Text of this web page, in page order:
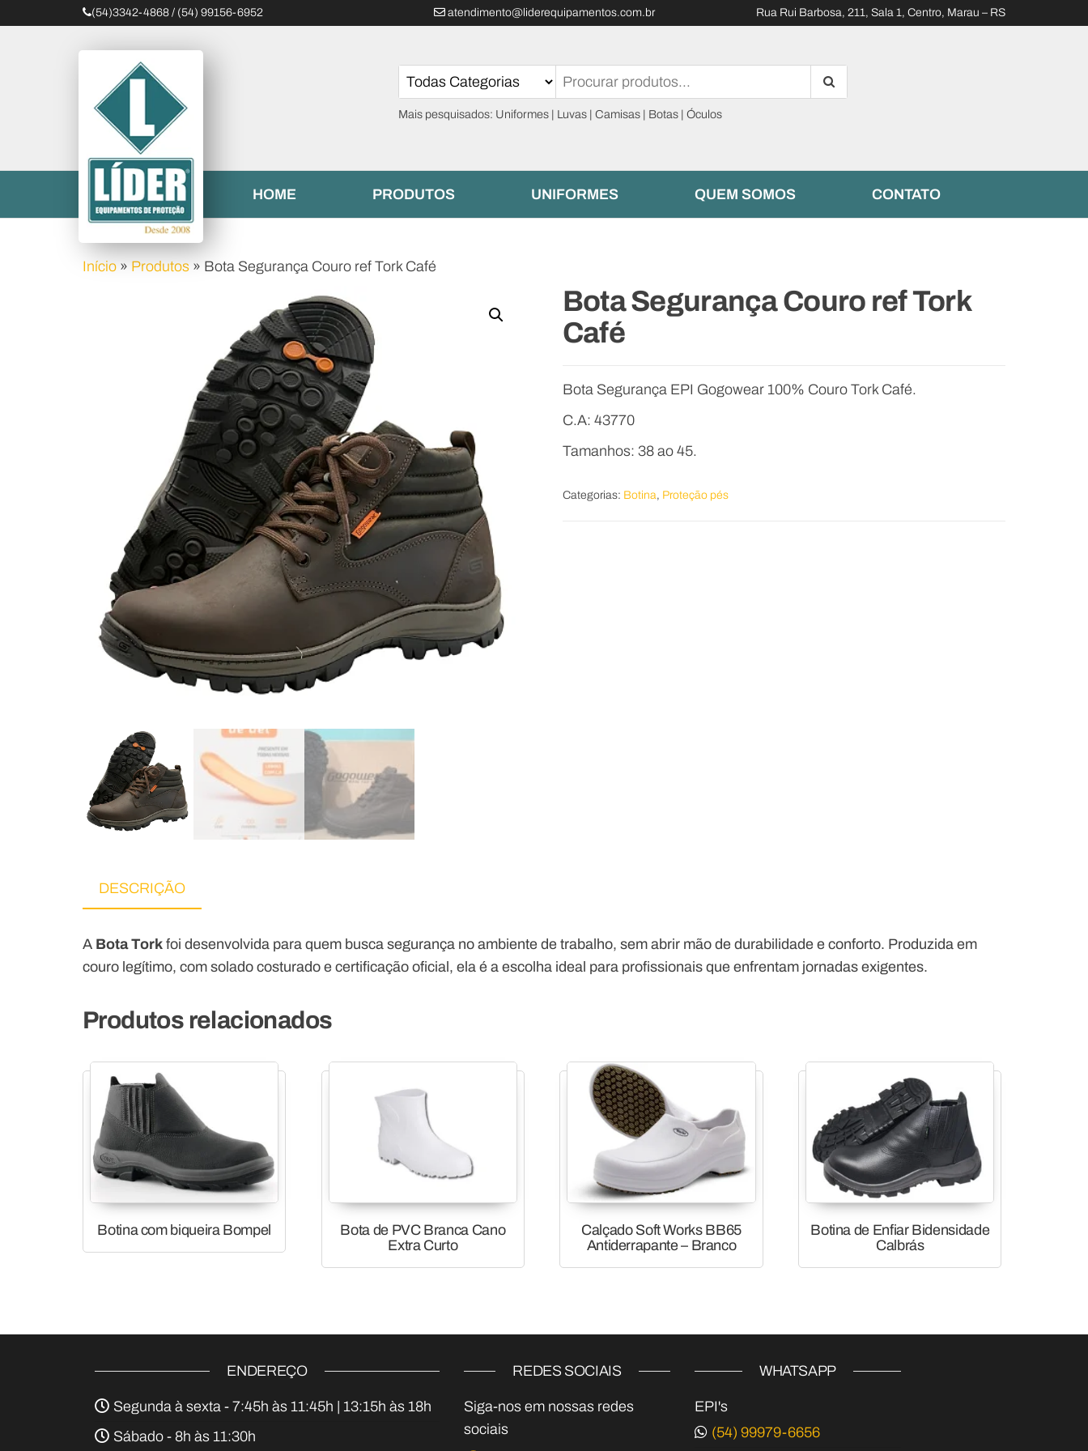
(54)3342-4868 / (54) 99156-6952 atendimento@liderequipamentos.com.br Rua Rui Barbosa, 211, Sala 1, Centro, Marau – RS
Líder
Mais pesquisados: Uniformes | Luvas | Camisas | Botas | Óculos
HOME PRODUTOS UNIFORMES QUEM SOMOS CONTATO
Início » Produtos » Bota Segurança Couro ref Tork Café
Bota Segurança Couro ref Tork
Café
Bota Segurança EPI Gogowear 100% Couro Tork Café.
C.A: 43770
Tamanhos: 38 ao 45.
Categorias: Botina, Proteção pés
DESCRIÇÃO
A Bota Tork foi desenvolvida para quem busca segurança no ambiente de trabalho, sem abrir mão de durabilidade e conforto. Produzida em
couro legítimo, com solado costurado e certificação oficial, ela é a escolha ideal para profissionais que enfrentam jornadas exigentes.
Produtos relacionados
Botina com biqueira Bompel
Bota de PVC Branca Cano
Extra Curto
Calçado Soft Works BB65
Antiderrapante – Branco
Botina de Enfiar Bidensidade
Calbrás
ENDEREÇO
Segunda à sexta - 7:45h às 11:45h | 13:15h às 18h
Sábado - 8h às 11:30h
REDES SOCIAIS
Siga-nos em nossas redes
sociais
WHATSAPP
EPI's
(54) 99979-6656